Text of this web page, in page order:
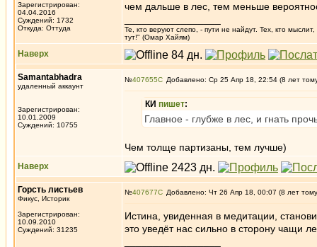
Зарегистрирован:
04.04.2016
Суждений: 1732
Откуда: Oттyдa
чем дальше в лес, тем меньше
Те, кто веруют слепо, - пути не найдут. Тех, кто
тут!" (Омар Хайям)
Наверх
Samantabhadra
удаленный аккаунт
Зарегистрирован:
10.01.2009
Суждений: 10755
№407655 Добавлено: Ср 25 Апр 18, 22:54 (8 лет
КИ пишет:
Главное - глубже в лес, и гнать
Чем толще партизаны, тем лучше)
Наверх
Горсть листьев
Фикус, Историк
Зарегистрирован:
10.09.2010
Суждений: 31235
№407677 Добавлено: Чт 26 Апр 18, 00:07 (8 лет
Истина, увиденная в медитации,
это уведёт нас сильно в сторону чащи